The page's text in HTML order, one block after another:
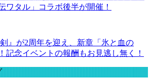
ワタル」コラボ後半が開催！
』が2周年を迎え、新章「氷と血の
記念イベントの報酬もお見逃し無く！